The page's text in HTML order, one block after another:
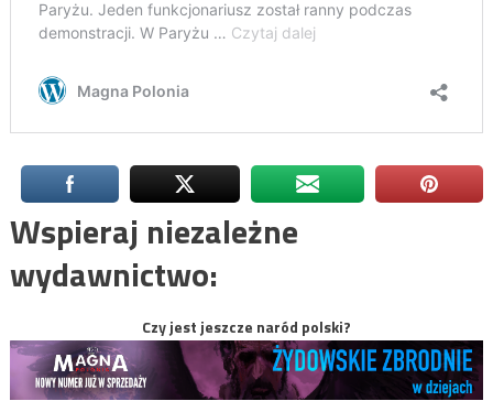
Wspieraj niezależne
wydawnictwo:
Czy jest jeszcze naród polski?